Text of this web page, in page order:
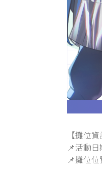
【攤位資
📌活動
📌攤位